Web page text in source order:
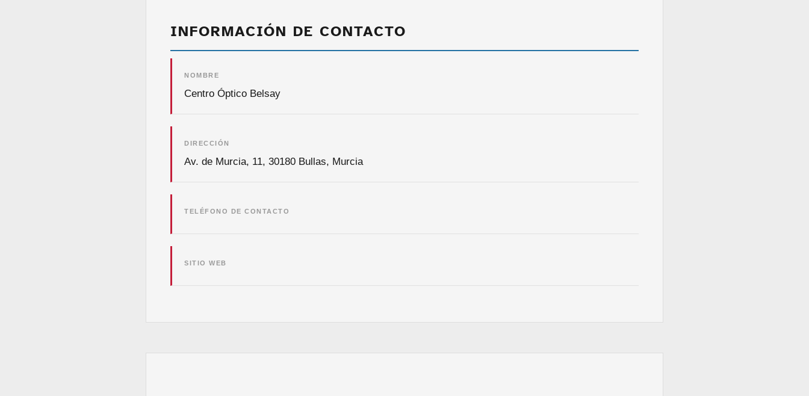
INFORMACIÓN DE CONTACTO
NOMBRE
Centro Óptico Belsay
DIRECCIÓN
Av. de Murcia, 11, 30180 Bullas, Murcia
TELÉFONO DE CONTACTO
SITIO WEB